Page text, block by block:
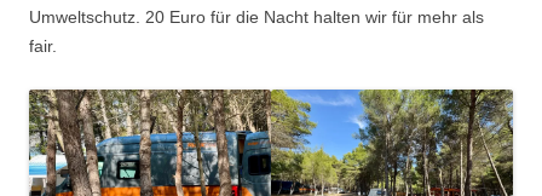
Umweltschutz. 20 Euro für die Nacht halten wir für mehr als
fair.